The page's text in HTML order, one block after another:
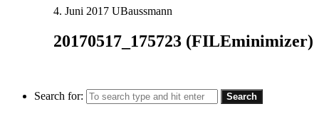
4. Juni 2017 UBaussmann
20170517_175723 (FILEminimizer)
Search for: